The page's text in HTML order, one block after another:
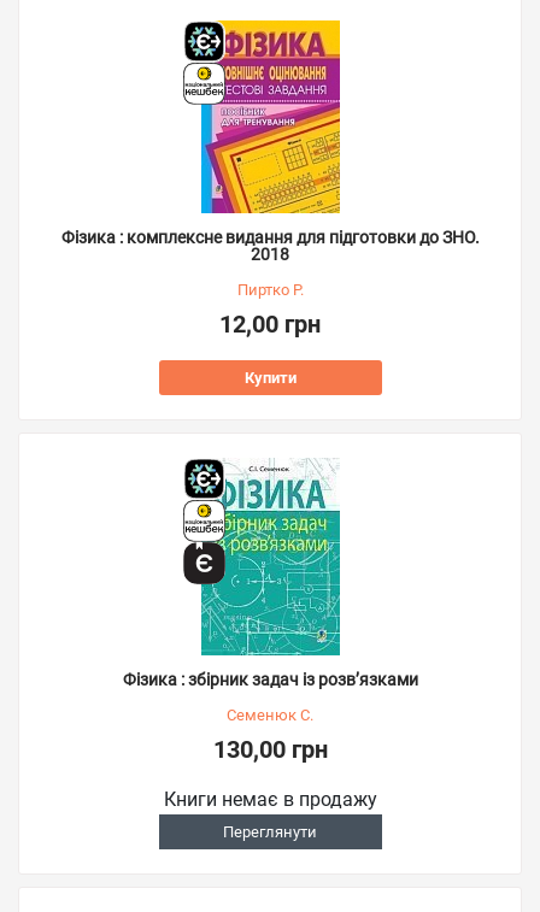
Фізика : комплексне видання для підготовки до ЗНО.
2018
Пиртко Р.
12,00 грн
Купити
Фізика : збірник задач із розв’язками
Семенюк С.
130,00 грн
Книги немає в продажу
Переглянути